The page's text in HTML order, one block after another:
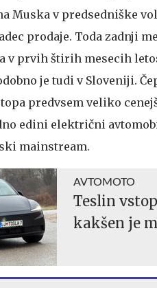
Muska v predsedniške
prodaje. Toda zadnji
v prvih štirih mesecih
je tudi v Sloveniji.
predvsem veliko
edini električni
mainstream.
AVTOMOTO
Teslin
kakšen je